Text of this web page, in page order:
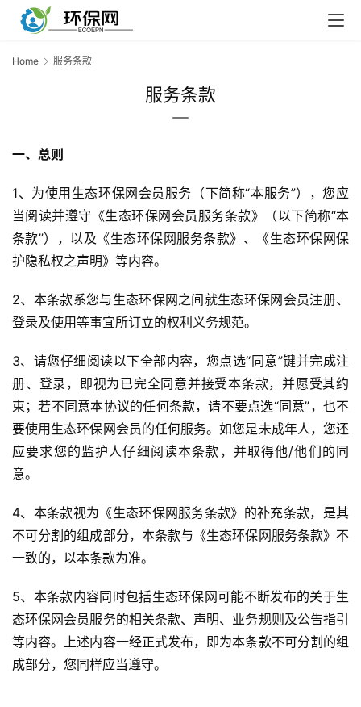
Home 服务条款
服务条款
一、总则
1、为使用生态环保网会员服务（下简称“本服务”），您应
当阅读并遵守《生态环保网会员服务条款》（以下简称“本
条款”），以及《生态环保网服务条款》、《生态环保网保
护隐私权之声明》等内容。
2、本条款系您与生态环保网之间就生态环保网会员注册、
登录及使用等事宜所订立的权利义务规范。
3、请您仔细阅读以下全部内容，您点选“同意”键并完成注
册、登录，即视为已完全同意并接受本条款，并愿受其约
束；若不同意本协议的任何条款，请不要点选“同意”，也不
要使用生态环保网会员的任何服务。如您是未成年人，您还
应要求您的监护人仔细阅读本条款，并取得他/他们的同
意。
4、本条款视为《生态环保网服务条款》的补充条款，是其
不可分割的组成部分，本条款与《生态环保网服务条款》不
一致的，以本条款为准。
5、本条款内容同时包括生态环保网可能不断发布的关于生
态环保网会员服务的相关条款、声明、业务规则及公告指引
等内容。上述内容一经正式发布，即为本条款不可分割的组
成部分，您同样应当遵守。